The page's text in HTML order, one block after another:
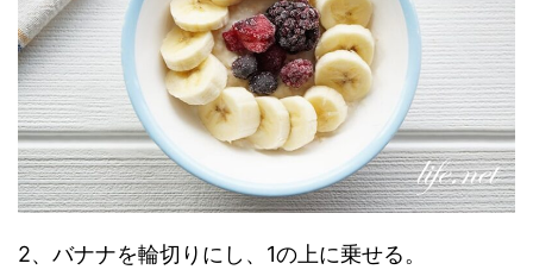
2、バナナを輪切りにし、1の上に乗せる。